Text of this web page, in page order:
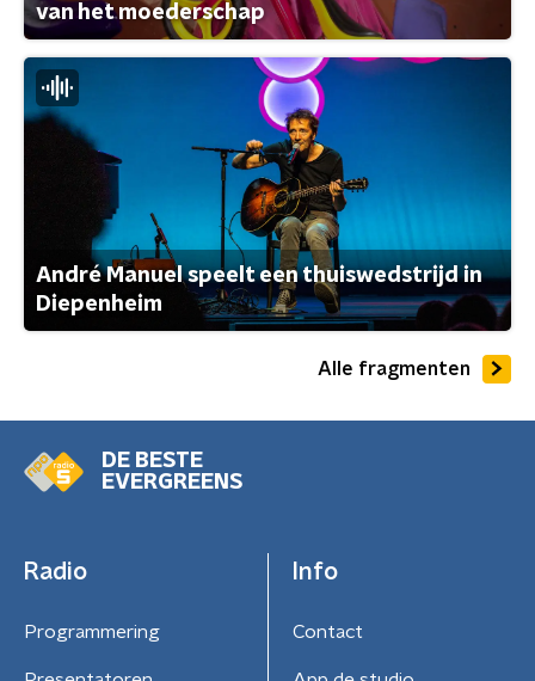
van het moederschap
André Manuel speelt een thuiswedstrijd in
Diepenheim
Alle fragmenten
DE BESTE
EVERGREENS
Radio
Programmering
Info
Contact